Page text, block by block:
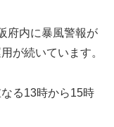
府内に暴風警報が
が続いています。
る13時から15時